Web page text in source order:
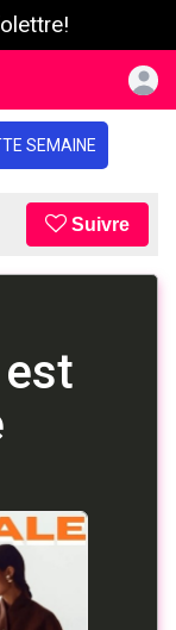
SEMAINE
Suivre